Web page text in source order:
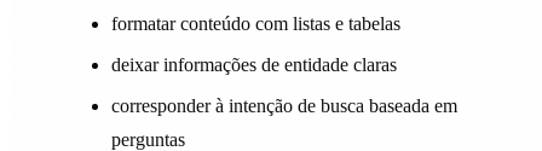
formatar conteúdo com listas e tabelas
deixar informações de entidade claras
corresponder à intenção de busca baseada em
perguntas